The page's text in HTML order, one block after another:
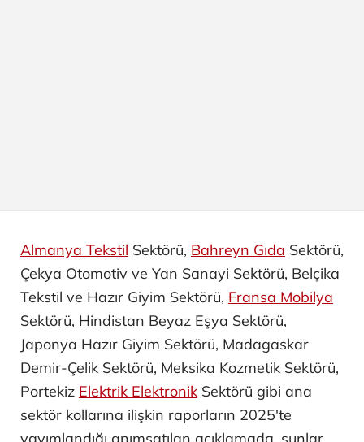
Almanya Tekstil Sektörü, Bahreyn Gıda Sektörü,
Çekya Otomotiv ve Yan Sanayi ​Sektörü, Belçika
Tekstil ve Hazır Giyim Sektörü, Fransa Mobilya
Sektörü, Hindistan Beyaz Eşya Sektörü,
Japonya Hazır Giyim Sektörü, Madagaskar
Demir-Çelik Sektörü, Meksika Kozmetik Sektörü,
Portekiz Elektrik Elektronik Sektörü gibi ana
sektör kollarına ilişkin raporların 2025'te